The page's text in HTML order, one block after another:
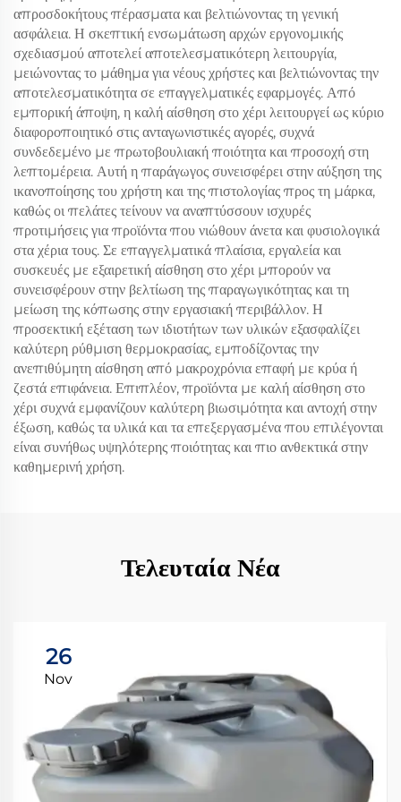
απροσδοκήτους πέρασματα και βελτιώνοντας τη γενική
ασφάλεια. Η σκεπτική ενσωμάτωση αρχών εργονομικής
σχεδιασμού αποτελεί αποτελεσματικότερη λειτουργία,
μειώνοντας το μάθημα για νέους χρήστες και βελτιώνοντας την
αποτελεσματικότητα σε επαγγελματικές εφαρμογές. Από
εμπορική άποψη, η καλή αίσθηση στο χέρι λειτουργεί ως κύριο
διαφοροποιητικό στις ανταγωνιστικές αγορές, συχνά
συνδεδεμένο με πρωτοβουλιακή ποιότητα και προσοχή στη
λεπτομέρεια. Αυτή η παράγωγος συνεισφέρει στην αύξηση της
ικανοποίησης του χρήστη και της πιστολογίας προς τη μάρκα,
καθώς οι πελάτες τείνουν να αναπτύσσουν ισχυρές
προτιμήσεις για προϊόντα που νιώθουν άνετα και φυσιολογικά
στα χέρια τους. Σε επαγγελματικά πλαίσια, εργαλεία και
συσκευές με εξαιρετική αίσθηση στο χέρι μπορούν να
συνεισφέρουν στην βελτίωση της παραγωγικότητας και τη
μείωση της κόπωσης στην εργασιακή περιβάλλον. Η
προσεκτική εξέταση των ιδιοτήτων των υλικών εξασφαλίζει
καλύτερη ρύθμιση θερμοκρασίας, εμποδίζοντας την
ανεπιθύμητη αίσθηση από μακροχρόνια επαφή με κρύα ή
ζεστά επιφάνεια. Επιπλέον, προϊόντα με καλή αίσθηση στο
χέρι συχνά εμφανίζουν καλύτερη βιωσιμότητα και αντοχή στην
έξωση, καθώς τα υλικά και τα επεξεργασμένα που επιλέγονται
είναι συνήθως υψηλότερης ποιότητας και πιο ανθεκτικά στην
καθημερινή χρήση.
Τελευταία Νέα
26
Nov